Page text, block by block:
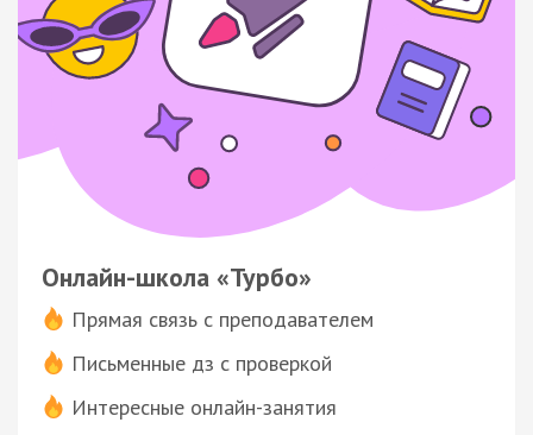
Онлайн-школа «Турбо»
Прямая связь с преподавателем
Письменные дз с проверкой
Интересные онлайн-занятия